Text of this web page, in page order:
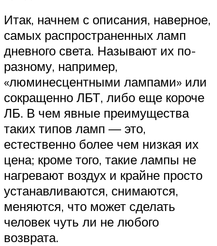
Итак, начнем с описания, наверное,
самых распространенных ламп
дневного света. Называют их по-
разному, например,
«люминесцентными лампами» или
сокращенно ЛБТ, либо еще короче
ЛБ. В чем явные преимущества
таких типов ламп — это,
естественно более чем низкая их
цена; кроме того, такие лампы не
нагревают воздух и крайне просто
устанавливаются, снимаются,
меняются, что может сделать
человек чуть ли не любого
возврата.